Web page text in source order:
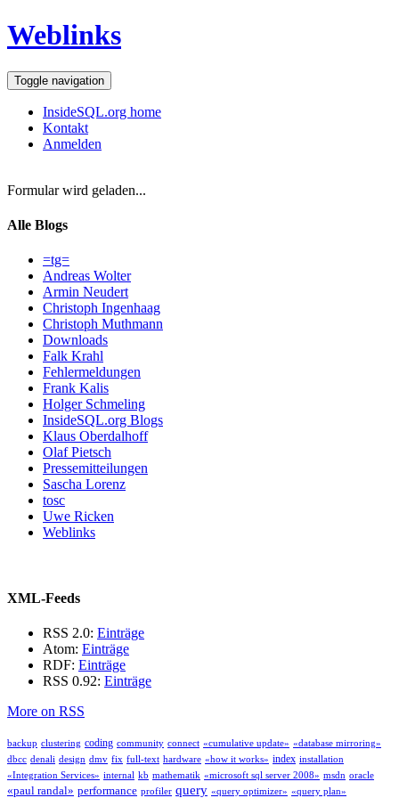
Weblinks
Toggle navigation
InsideSQL.org home
Kontakt
Anmelden
Formular wird geladen...
Alle Blogs
=tg=
Andreas Wolter
Armin Neudert
Christoph Ingenhaag
Christoph Muthmann
Downloads
Falk Krahl
Fehlermeldungen
Frank Kalis
Holger Schmeling
InsideSQL.org Blogs
Klaus Oberdalhoff
Olaf Pietsch
Pressemitteilungen
Sascha Lorenz
tosc
Uwe Ricken
Weblinks
XML-Feeds
RSS 2.0: Einträge
Atom: Einträge
RDF: Einträge
RSS 0.92: Einträge
More on RSS
backup clustering coding community connect «cumulative update» «database mirroring»
dbcc denali design dmv fix full-text hardware «how it works» index installation
«Integration Services» internal kb mathematik «microsoft sql server 2008» msdn oracle
«paul randal» performance profiler query «query optimizer» «query plan»